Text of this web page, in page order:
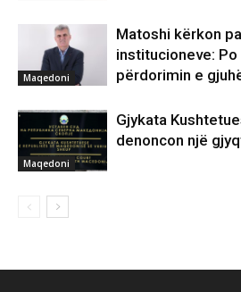
Maqedoni
Matoshi kërkon
institucioneve:
përdorimin e
Maqedoni
Gjykata
denoncon një